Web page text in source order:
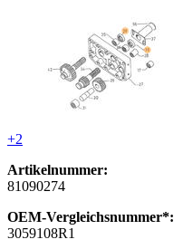
+2
Artikelnummer:
81090274
OEM-Vergleichsnummer*:
3059108R1